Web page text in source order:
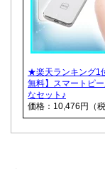
★楽天ランキング1
無料】スマートピ
なセット♪
価格：10,476円（税